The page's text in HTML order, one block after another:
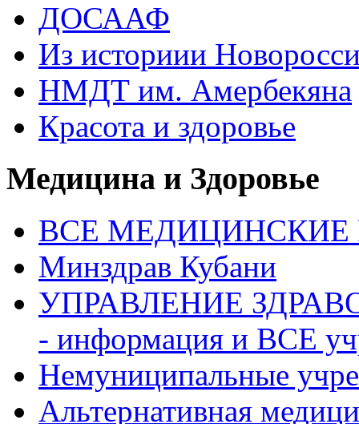
ДОСААФ
Из историии
НМДТ им. Амербекяна
Красота и здоровье
Медицина и Здоровье
ВСЕ МЕДИЦИНСКИЕ
Минздрав Кубани
УПРАВЛЕНИЕ
- информация и ВСЕ
Немуниципальные
Альтернативная